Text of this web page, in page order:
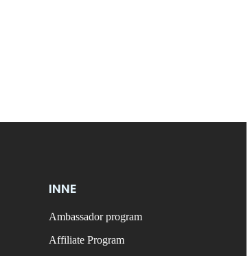
INNE
Ambassador program
Affiliate Program